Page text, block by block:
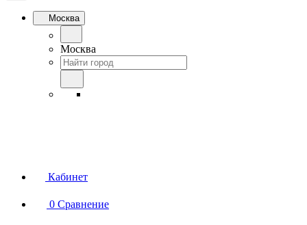
Москва
Москва
Кабинет
0 Сравнение